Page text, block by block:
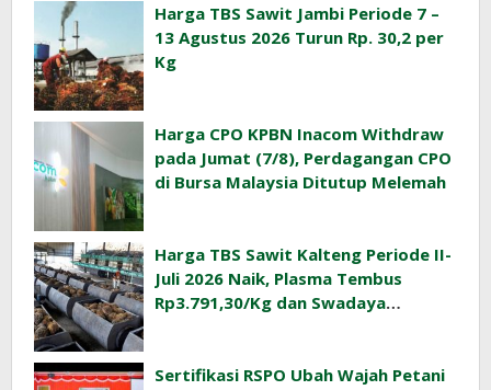
Harga TBS Sawit Jambi Periode 7 –
13 Agustus 2026 Turun Rp. 30,2 per
Kg
Harga CPO KPBN Inacom Withdraw
pada Jumat (7/8), Perdagangan CPO
di Bursa Malaysia Ditutup Melemah
Harga TBS Sawit Kalteng Periode II-
Juli 2026 Naik, Plasma Tembus
Rp3.791,30/Kg dan Swadaya
Sertifikasi RSPO Ubah Wajah Petani